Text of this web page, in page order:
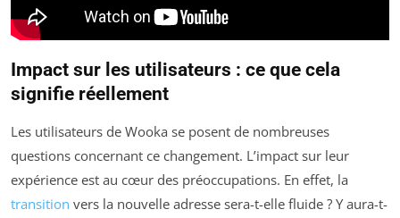
Impact sur les utilisateurs : ce que cela
signifie réellement
Les utilisateurs de Wooka se posent de nombreuses
questions concernant ce changement. L’impact sur leur
expérience est au cœur des préoccupations. En effet, la
transition vers la nouvelle adresse sera-t-elle fluide ? Y aura-t-